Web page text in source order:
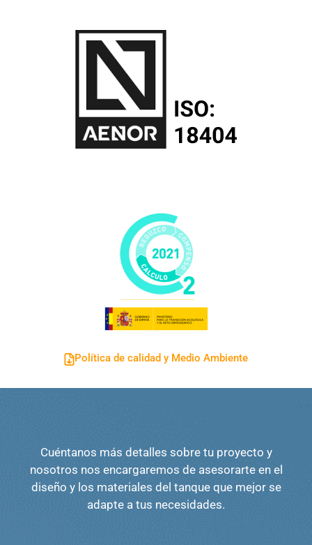
Política de calidad y Medio Ambiente
Cuéntanos más detalles sobre tu proyecto y
nosotros nos encargaremos de asesorarte en el
diseño y los materiales del tanque que mejor se
adapte a tus necesidades.